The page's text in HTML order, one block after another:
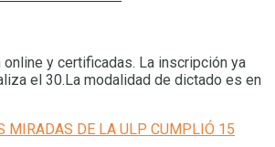
y certificadas. La inscripción ya
el 30.La modalidad de dictado es en